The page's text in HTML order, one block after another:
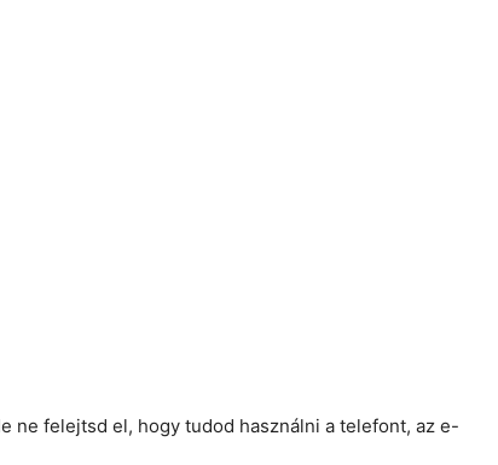
ne felejtsd el, hogy tudod használni a telefont, az e-